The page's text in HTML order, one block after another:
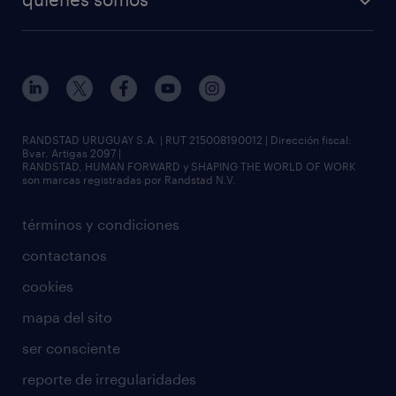
tendencias del talento
visión y misión
sala de prensa
gobierno corporativo
términos y condiciones
contactanos
cookies
mapa del sito
ser consciente
reporte de irregularidades
RANDSTAD URUGUAY S.A. | RUT 215008190012 | Dirección fiscal:
Bvar. Artigas 2097 |
RANDSTAD, HUMAN FORWARD y SHAPING THE WORLD OF WORK
son marcas registradas por Randstad N.V.